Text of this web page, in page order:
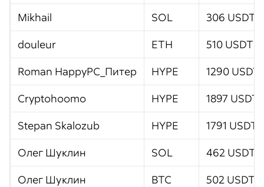
Mikhail
SOL
306 USDT
douleur
ETH
510 USDT
Roman HappyPC_Питер
HYPE
1290 USDT
Cryptohoomo
HYPE
1897 USDT
Stepan Skalozub
HYPE
1791 USDT
Олег Шуклин
SOL
462 USDT
Олег Шуклин
BTC
502 USDT